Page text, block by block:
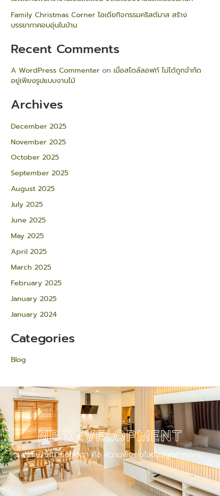
Family Christmas Corner ไอเดียกิจกรรมคริสต์มาส สร้าง
บรรยากาศอบอุ่นในบ้าน
Recent Comments
A WordPress Commenter on เมื่อสไตล์ลอฟท์ ไม่ได้ถูกจำกัด
อยู่เพียงรูปแบบงานไม้
Archives
December 2025
November 2025
October 2025
September 2025
August 2025
July 2025
June 2025
May 2025
April 2025
March 2025
February 2025
January 2025
January 2024
Categories
Blog
NB DEVELOPMENT
เพราะเป้าหมายของเรา คือ ความพึงพอใจของลูกค้าทุกคน